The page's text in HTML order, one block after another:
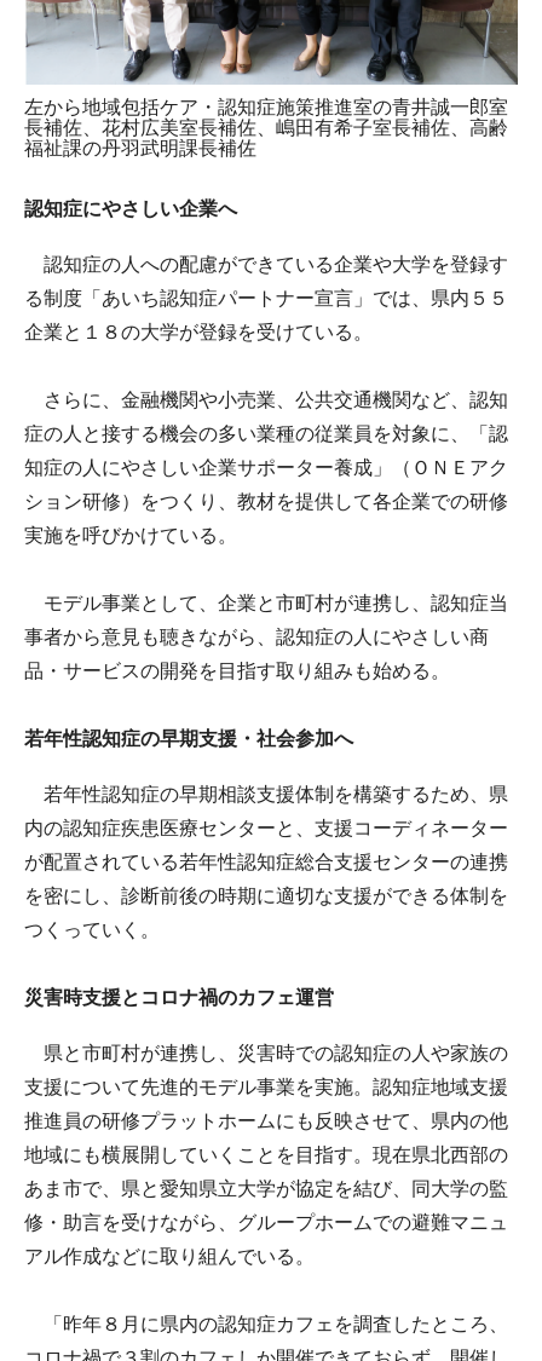
左から地域包括ケア・認知症施策推進室の青井誠一郎室
長補佐、花村広美室長補佐、嶋田有希子室長補佐、高齢
福祉課の丹羽武明課長補佐
認知症にやさしい企業へ
認知症の人への配慮ができている企業や大学を登録す
る制度「あいち認知症パートナー宣言」では、県内５５
企業と１８の大学が登録を受けている。
さらに、金融機関や小売業、公共交通機関など、認知
症の人と接する機会の多い業種の従業員を対象に、「認
知症の人にやさしい企業サポーター養成」（ＯＮＥアク
ション研修）をつくり、教材を提供して各企業での研修
実施を呼びかけている。
モデル事業として、企業と市町村が連携し、認知症当
事者から意見も聴きながら、認知症の人にやさしい商
品・サービスの開発を目指す取り組みも始める。
若年性認知症の早期支援・社会参加へ
若年性認知症の早期相談支援体制を構築するため、県
内の認知症疾患医療センターと、支援コーディネーター
が配置されている若年性認知症総合支援センターの連携
を密にし、診断前後の時期に適切な支援ができる体制を
つくっていく。
災害時支援とコロナ禍のカフェ運営
県と市町村が連携し、災害時での認知症の人や家族の
支援について先進的モデル事業を実施。認知症地域支援
推進員の研修プラットホームにも反映させて、県内の他
地域にも横展開していくことを目指す。現在県北西部の
あま市で、県と愛知県立大学が協定を結び、同大学の監
修・助言を受けながら、グループホームでの避難マニュ
アル作成などに取り組んでいる。
「昨年８月に県内の認知症カフェを調査したところ、